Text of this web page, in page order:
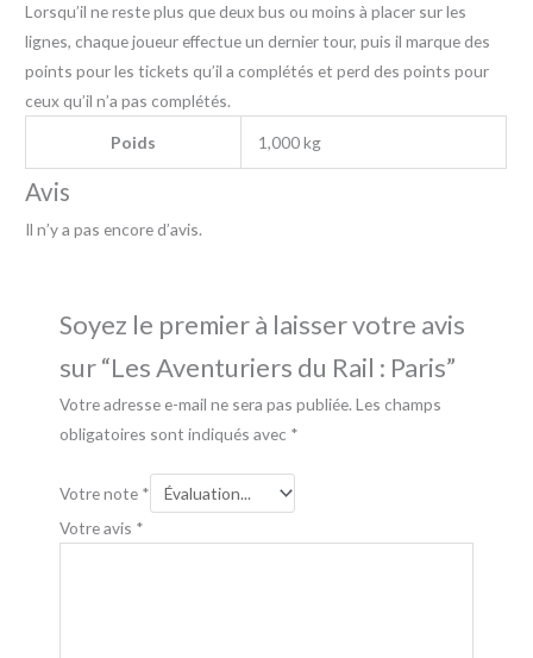
Lorsqu’il ne reste plus que deux bus ou moins à placer sur les
lignes, chaque joueur effectue un dernier tour, puis il marque des
points pour les tickets qu’il a complétés et perd des points pour
ceux qu’il n’a pas complétés.
Poids 1,000 kg
Avis
Il n’y a pas encore d’avis.
Soyez le premier à laisser votre avis
sur “Les Aventuriers du Rail : Paris”
Votre adresse e-mail ne sera pas publiée. Les champs
obligatoires sont indiqués avec *
Votre note *
Votre avis *